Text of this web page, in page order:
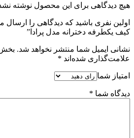
هیچ دیدگاهی برای این محصول نوشته
کیف یکطرفه دخترانه مدل پرادا”
نشانی ایمیل شما منتشر نخواهد شد.
علامت‌گذاری شده‌اند *
امتیاز شما
دیدگاه شما *